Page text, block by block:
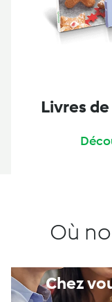
Livres
Où
Chez